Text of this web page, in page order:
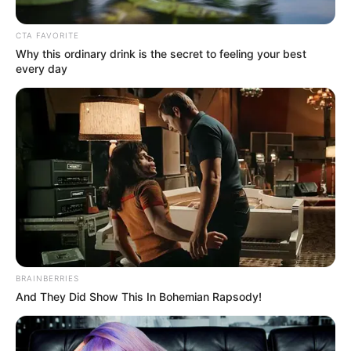
Composición | Magnific
Asobares rechazó ley seca en Bogotá desde el viernes.
Por:Sara Camila Fajardo Castellanos
Mayo 29, 2026
CTA FAVORITE
Why this ordinary drink is the secret to feeling your best
every day
BRAINBERRIES
And They Did Show This In Bohemian Rapsody!